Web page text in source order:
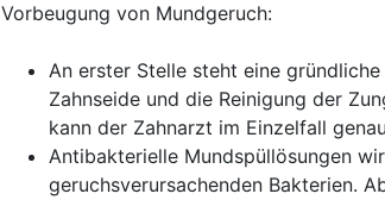
Vorbeugung von Mundgeruch:
An erster Stelle steht eine
Zahnseide und die Reinigung der
kann der Zahnarzt im Einzelfall
Antibakterielle Mundspüllösungen
geruchsverursachenden Bakterien.